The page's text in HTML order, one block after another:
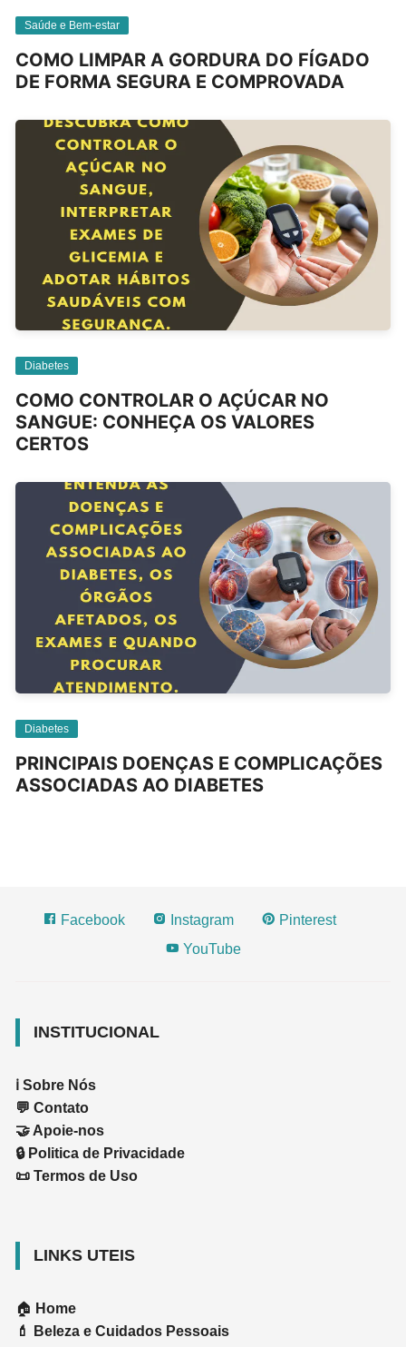
Saúde e Bem-estar
COMO LIMPAR A GORDURA DO FÍGADO
DE FORMA SEGURA E COMPROVADA
Diabetes
COMO CONTROLAR O AÇÚCAR NO
SANGUE: CONHEÇA OS VALORES
CERTOS
Diabetes
PRINCIPAIS DOENÇAS E COMPLICAÇÕES
ASSOCIADAS AO DIABETES
Facebook Instagram
Pinterest
YouTube
INSTITUCIONAL
ℹ️ Sobre Nós
💬 Contato
🤝 Apoie-nos
🔒 Politica de Privacidade
📜 Termos de Uso
LINKS UTEIS
🏠 Home
💄
Beleza e Cuidados Pessoais